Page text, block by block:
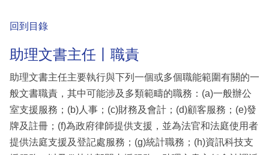
回到目錄
助理文書主任丨職責
助理文書主任主要執行與下列一個或多個職能範圍有關的一
般文書職責，其中可能涉及多類範疇的職務：(a)一般辦公
室支援服務；(b)人事；(c)財務及會計；(d)顧客服務；(e)發
牌及註冊；(f)為政府律師提供支援，並為法官和法庭使用者
提供法庭支援及登記處服務；(g)統計職務；(h)資訊科技支